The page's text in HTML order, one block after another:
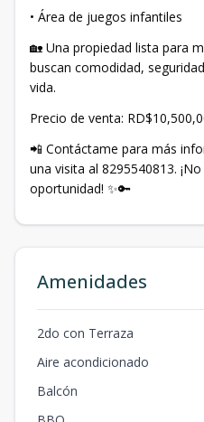
• Área de juegos infantiles
🏡 Una propiedad lista para
buscan comodidad,
vida.
Precio de venta:
📲 Contáctame para más
una visita al 8295540813.
oportunidad! ✨🔑
Amenidades
2do con Terraza
Aire acondicionado
Balcón